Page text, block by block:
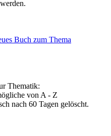
Buch zum Thema
Thematik:
von A - Z
nach 60 Tagen gelöscht.